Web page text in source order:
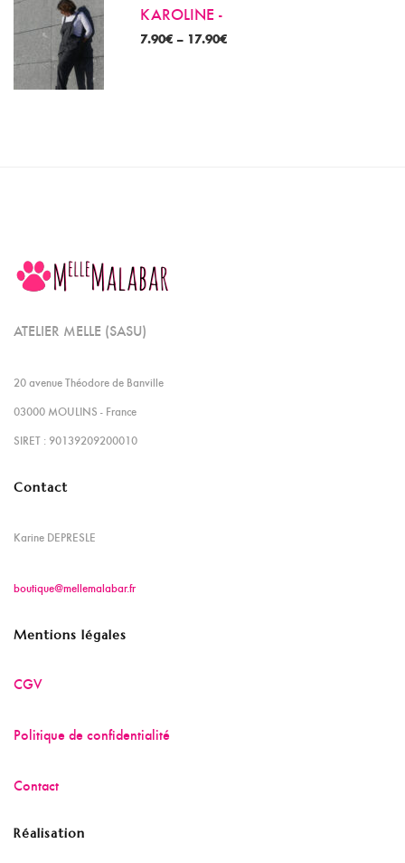
KAROLINE -
7.90€ – 17.90€
ATELIER MELLE (SASU)
20 avenue Théodore de Banville
03000 MOULINS - France
SIRET : 90139209200010
Contact
Karine DEPRESLE
boutique@mellemalabar.fr
Mentions légales
CGV
Politique de confidentialité
Contact
Réalisation